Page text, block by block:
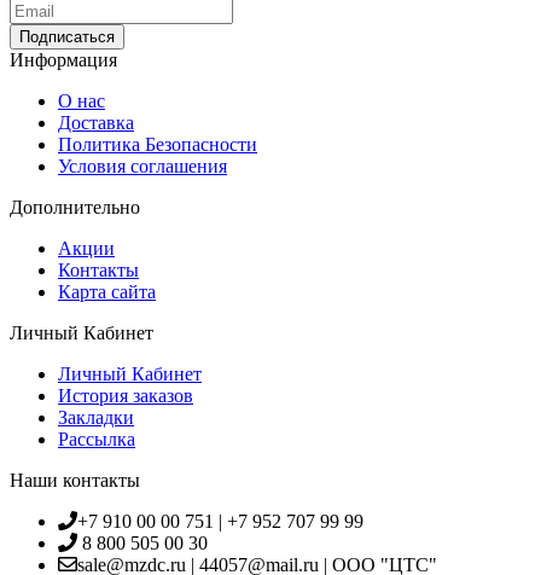
Информация
О нас
Доставка
Политика Безопасности
Условия соглашения
Дополнительно
Акции
Контакты
Карта сайта
Личный Кабинет
Личный Кабинет
История заказов
Закладки
Рассылка
Наши контакты
+7 910 00 00 751 | +7 952 707 99 99
8 800 505 00 30
sale@mzdc.ru | 44057@mail.ru | ООО "ЦТС"